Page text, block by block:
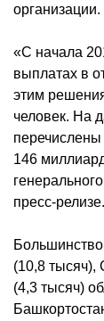
организации.
«С начала
выплатах в
этим
человек. На
146
пресс-релизе.
(10,8 тысяч),
(4,3 тысяч)